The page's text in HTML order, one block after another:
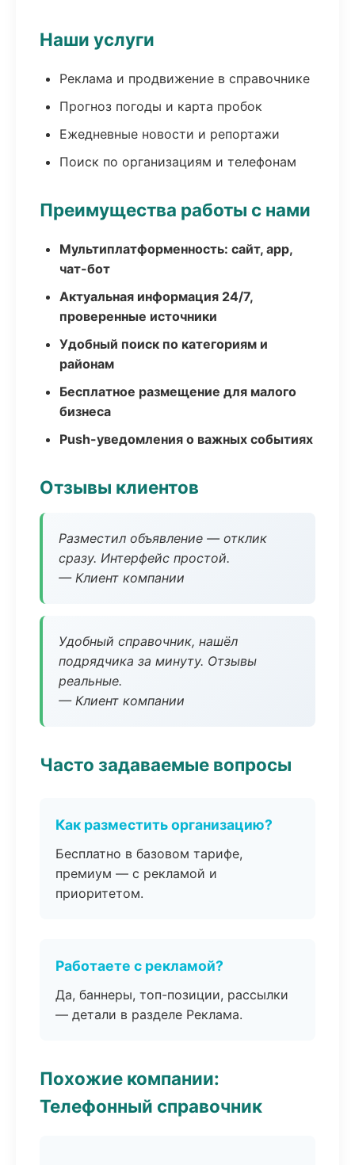
Наши услуги
Реклама и продвижение в справочнике
Прогноз погоды и карта пробок
Ежедневные новости и репортажи
Поиск по организациям и телефонам
Преимущества работы с нами
Мультиплатформенность: сайт, app,
чат-бот
Актуальная информация 24/7,
проверенные источники
Удобный поиск по категориям и
районам
Бесплатное размещение для малого
бизнеса
Push-уведомления о важных событиях
Отзывы клиентов
Разместил объявление — отклик
сразу. Интерфейс простой.
— Клиент компании
Удобный справочник, нашёл
подрядчика за минуту. Отзывы
реальные.
— Клиент компании
Часто задаваемые вопросы
Как разместить организацию?
Бесплатно в базовом тарифе,
премиум — с рекламой и
приоритетом.
Работаете с рекламой?
Да, баннеры, топ-позиции, рассылки
— детали в разделе Реклама.
Похожие компании:
Телефонный справочник